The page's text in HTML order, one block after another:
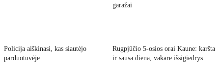
garažai
Policija aiškinasi, kas siautėjo
parduotuvėje
Rugpjūčio 5-osios orai Kaune: karšta
ir sausa diena, vakare išsigiedrys